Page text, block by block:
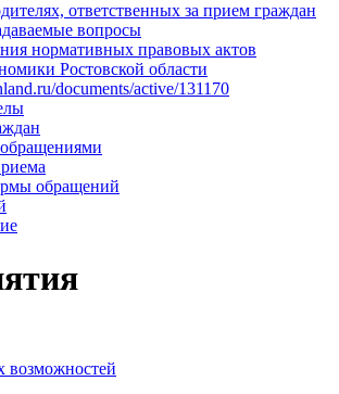
ответственных за прием граждан
вопросы
нормативных правовых актов
Ростовской области
documents/active/131170
обращений
возможностей